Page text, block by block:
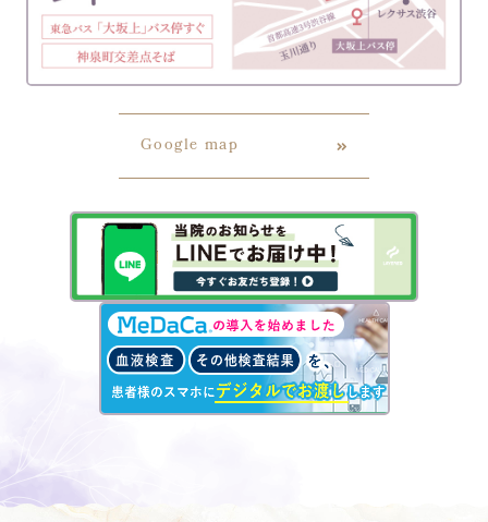
2023.12.19
お知らせ
オンライン診療の初診について
Google map